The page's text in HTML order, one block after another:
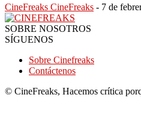
CineFreaks CineFreaks - 7 de
SOBRE NOSOTROS
SÍGUENOS
Sobre Cinefreaks
Contáctenos
© CineFreaks, Hacemos crítica